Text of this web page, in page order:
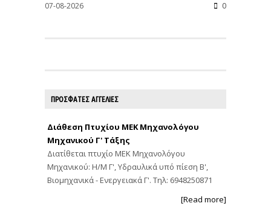
07-08-2026 0
ΠΡΟΣΦΑΤΕΣ ΑΓΓΕΛΙΕΣ
Διάθεση Πτυχίου ΜΕΚ Μηχανολόγου
Μηχανικού Γ' Τάξης
Διατίθεται πτυχίο ΜΕΚ Μηχανολόγου
Μηχανικού: Η/Μ Γ', Υδραυλικά υπό πίεση Β',
Βιομηχανικά - Ενεργειακά Γ'. Τηλ: 6948250871
[Read more]